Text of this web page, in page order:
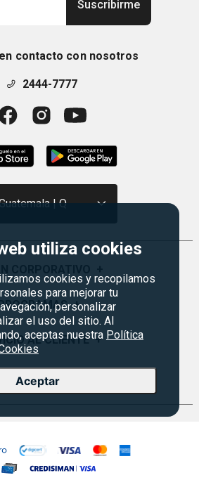
utiliza cookies
cookies y recopilamos
para mejorar tu
personalizar
el uso del sitio. Al
aceptas nuestra Política
Aceptar
Suscribirme
contacto con nosotros
2444-7777
| Q
Quiénes Somos
Visión y Misión
Historia
Sucursales
Servicios
Empleos Siman
+
Monedero
Siman PRO
AL CLIENTE +
Frecuentes
devoluciones y garantías
Contáctenos
Seguridad del sitio
de Privacidad
EVENTOS